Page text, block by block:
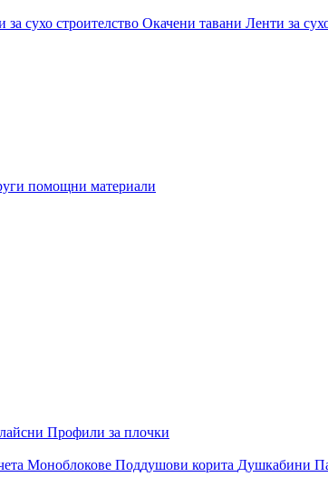
сухо строителство Окачени тавани Ленти за
помощни материали
Профили за плочки
Моноблокове Поддушови корита Душкабини